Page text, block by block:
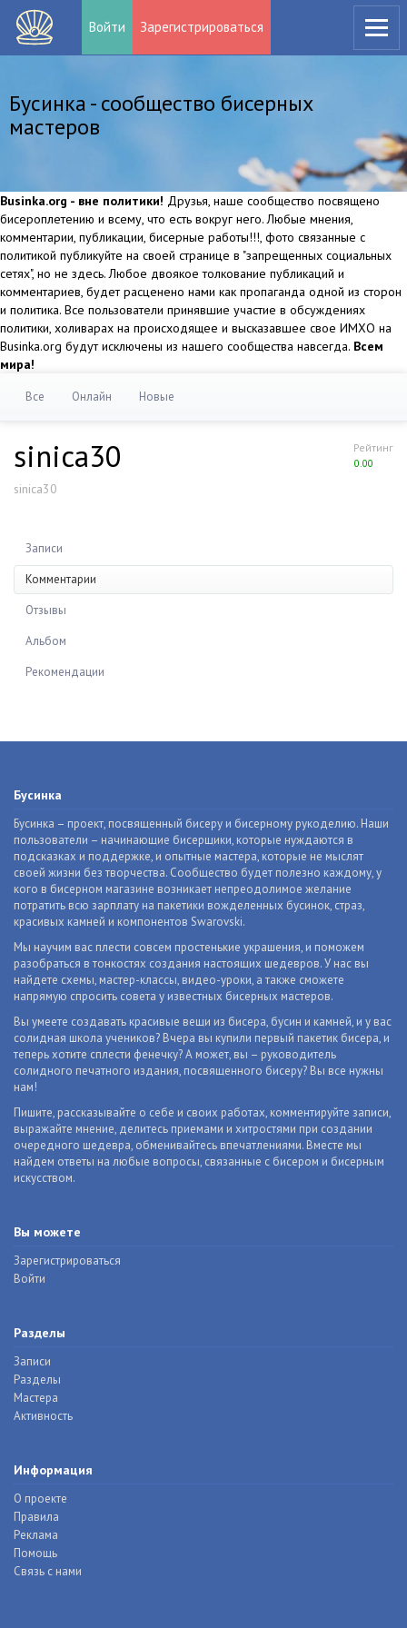
Войти Зарегистрироваться
Бусинка - сообщество бисерных
мастеров
Businka.org - вне политики! Друзья, наше сообщество посвящено
бисероплетению и всему, что есть вокруг него. Любые мнения,
комментарии, публикации, бисерные работы!!!, фото связанные с
политикой публикуйте на своей странице в "запрещенных социальных
сетях", но не здесь. Любое двоякое толкование публикаций и
комментариев, будет расценено нами как пропаганда одной из сторон
и политика. Все пользователи принявшие участие в обсуждениях
политики, холиварах на происходящее и высказавшее свое ИМХО на
Businka.org будут исключены из нашего сообщества навсегда. Всем
мира!
Все Онлайн Новые
Рейтинг
0.00
sinica30
sinica30
Записи
Комментарии
Отзывы
Альбом
Рекомендации
Бусинка
Бусинка – проект, посвященный бисеру и бисерному рукоделию. Наши
пользователи – начинающие бисерщики, которые нуждаются в
подсказках и поддержке, и опытные мастера, которые не мыслят
своей жизни без творчества. Сообщество будет полезно каждому, у
кого в бисерном магазине возникает непреодолимое желание
потратить всю зарплату на пакетики вожделенных бусинок, страз,
красивых камней и компонентов Swarovski.
Мы научим вас плести совсем простенькие украшения, и поможем
разобраться в тонкостях создания настоящих шедевров. У нас вы
найдете схемы, мастер-классы, видео-уроки, а также сможете
напрямую спросить совета у известных бисерных мастеров.
Вы умеете создавать красивые вещи из бисера, бусин и камней, и у вас
солидная школа учеников? Вчера вы купили первый пакетик бисера, и
теперь хотите сплести фенечку? А может, вы – руководитель
солидного печатного издания, посвященного бисеру? Вы все нужны
нам!
Пишите, рассказывайте о себе и своих работах, комментируйте записи,
выражайте мнение, делитесь приемами и хитростями при создании
очередного шедевра, обменивайтесь впечатлениями. Вместе мы
найдем ответы на любые вопросы, связанные с бисером и бисерным
искусством.
Вы можете
Зарегистрироваться
Войти
Разделы
Записи
Разделы
Мастера
Активность
Информация
О проекте
Правила
Реклама
Помощь
Связь с нами